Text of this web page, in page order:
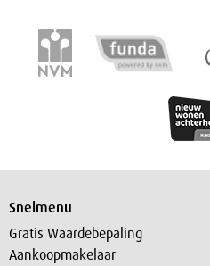
Snelmenu
Gratis Waardebepaling
Aankoopmakelaar